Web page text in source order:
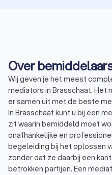
Over
Wij geven je het meest
mediators in Brasschaat.
er samen uit met de beste
In Brasschaat kunt u bij een
zit waarin bemiddeld moet
onafhankelijke en
begeleiding bij het oplossen
zonder dat ze daarbij een
betrokken partijen. Een